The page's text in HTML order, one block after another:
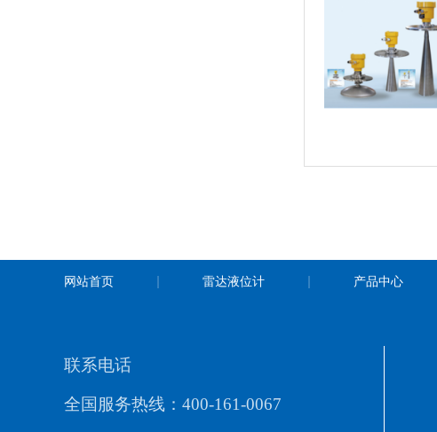
网站首页 雷达液位计 产品中心
联系电话
全国服务热线：400-161-0067